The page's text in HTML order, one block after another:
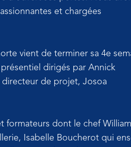
et chargées
vient de terminer sa 4e
dirigés par Annick
directeur de projet, Josoa
formateurs dont le chef William
Isabelle Boucherot qui